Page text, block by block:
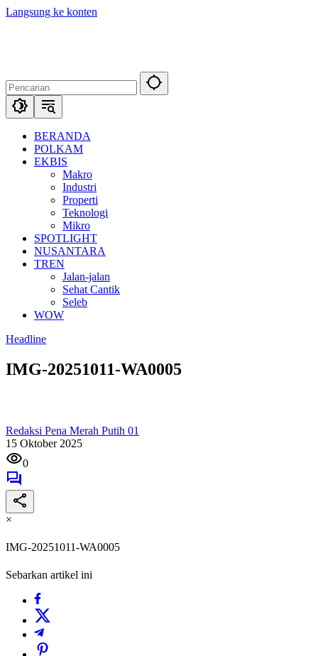
Langsung ke konten
BERANDA
POLKAM
EKBIS
Makro
Industri
Properti
Teknologi
Mikro
SPOTLIGHT
NUSANTARA
TREN
Jalan-jalan
Sehat Cantik
Seleb
WOW
Headline
IMG-20251011-WA0005
Redaksi Pena Merah Putih 01
15 Oktober 2025
0
×
IMG-20251011-WA0005
Sebarkan artikel ini